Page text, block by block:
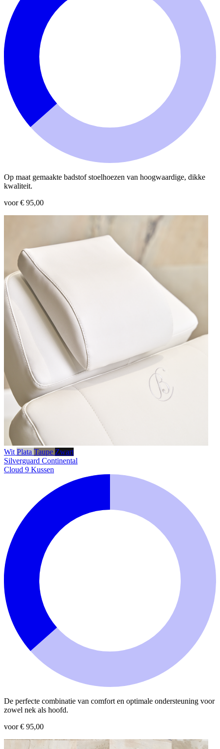
Op maat gemaakte badstof stoelhoezen van hoogwaardige, dikke
kwaliteit.
voor € 95,00
Wit Plata Taupe Zwart
Silverguard Continental
Cloud 9 Kussen
De perfecte combinatie van comfort en optimale ondersteuning voor
zowel nek als hoofd.
voor € 95,00